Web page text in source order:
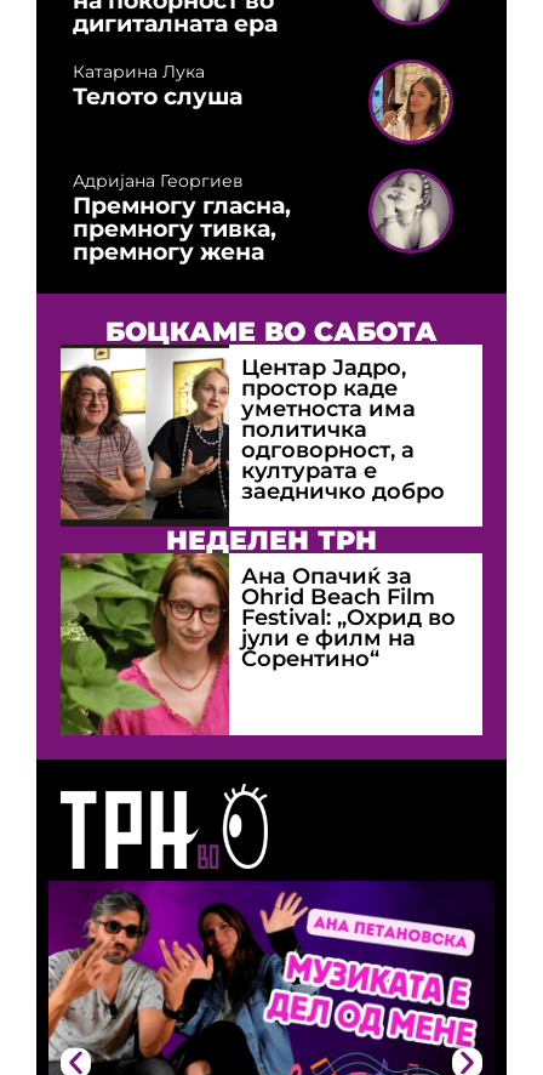
дигиталната ера
Катарина Лука
Телото слуша
Адријана Георгиев
Премногу гласна,
премногу тивка,
премногу жена
БОЦКАМЕ ВО САБОТА
Центар Јадро,
простор каде
уметноста има
политичка
одговорност, а
културата е
заедничко добро
НЕДЕЛЕН ТРН
Ана Опачиќ за
Оhrid Beach Film
Festival: „Охрид во
јули е филм на
Сорентино“